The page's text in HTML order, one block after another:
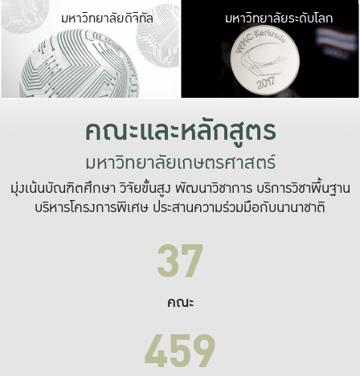
มหาวิทยาลัยดิจิทัล มหาวิ
เปลี่ยนแปลง แล
เพื่อทำง
ระบบสารสนเทศ
มหาวิทยาลัยระดับโลก
คณะและหลักสูตร
มหาวิทยาลัยเกษตรศาสตร์
มุ่งเน้นบัณฑิตศึกษา วิจัยขั้นสูง พัฒนาวิชาการ บริการวิชาพื้นฐาน
บริหารโครงการพิเศษ ประสานความร่วมมือกับนานาชาติ
37
คณะ
459